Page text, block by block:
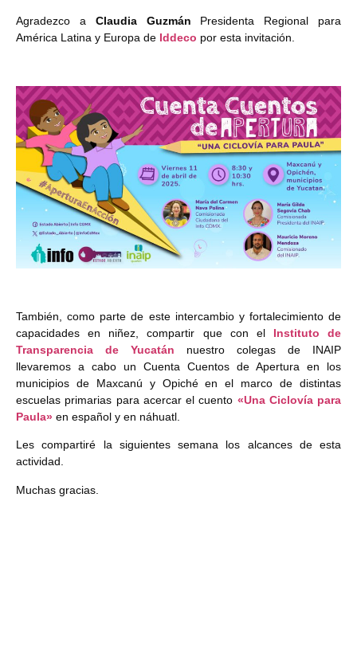
Agradezco a Claudia Guzmán Presidenta Regional para
América Latina y Europa de Iddeco por esta invitación.
También, como parte de este intercambio y fortalecimiento de
capacidades en niñez, compartir que con elInstituto de
Transparencia de Yucatán nuestro colegas de INAIP
llevaremos a cabo un Cuenta Cuentos de Apertura en los
municipios de Maxcanú y Opiché en el marco de distintas
escuelas primarias para acercar el cuento «Una Ciclovía para
Paula» en español y en náhuatl.
Les compartiré la siguientes semana los alcances de esta
actividad.
Muchas gracias.